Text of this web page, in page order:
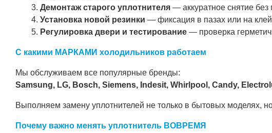
Демонтаж старого уплотнителя — аккуратное снятие
Установка новой резинки — фиксация в пазах или на
Регулировка двери и тестирование — проверка
С какими МАРКАМИ холодильников работаем
Мы обслуживаем все популярные бренды:
Samsung, LG, Bosch, Siemens, Indesit, Whirlpool, Candy,
Выполняем замену уплотнителей не только в бытовых моделях,
Почему важно менять уплотнитель ВОВРЕМЯ